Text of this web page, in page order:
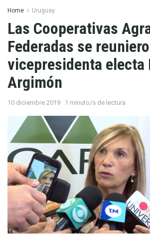
Home Uruguay
Las Cooperativas
Federadas se
vicepresidenta electa
Argimón
10 diciembre 2019 1 minuto/s de lectura